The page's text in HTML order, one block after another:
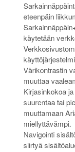
eteenpäin
käytetään
Värikontrastin
muuttaa
Kirjasinkokoa
suurentaa tai
muuttamaan
miellyttävämpi.
Navigointi
siirtyä